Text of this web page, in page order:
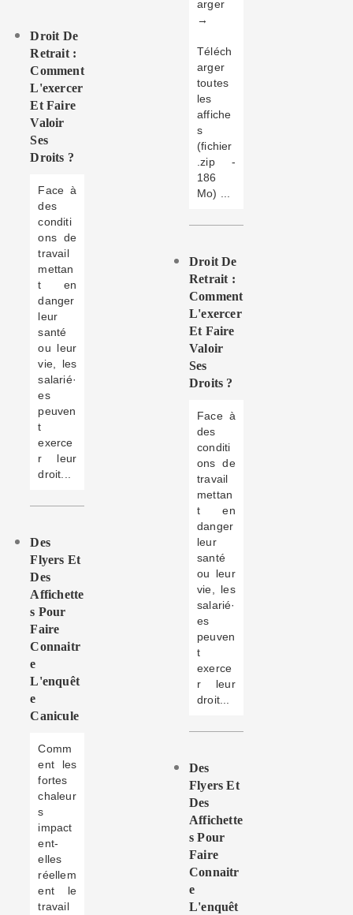
Droit De
Retrait :
Comment
L'exercer
Et Faire
Valoir
Ses
Droits ?
Face à
des
conditi
ons de
travail
mettan
t en
danger
leur
santé
ou leur
vie, les
salarié·
es
peuven
t
exerce
r leur
droit...
Des
Flyers Et
Des
Affichette
S Pour
Faire
Connaitr
E
L'enquêt
E
Canicule
Comm
ent les
fortes
chaleur
s
impact
ent-
elles
réellem
ent le
travail
arger
→
Téléch
arger
toutes
les
affiche
s
(fichier
.zip -
186
Mo) ...
Droit De
Retrait :
Comment
L'exercer
Et Faire
Valoir
Ses
Droits ?
Face à
des
conditi
ons de
travail
mettan
t en
danger
leur
santé
ou leur
vie, les
salarié·
es
peuven
t
exerce
r leur
droit...
Des
Flyers Et
Des
Affichette
S Pour
Faire
Connaitr
E
L'enquêt